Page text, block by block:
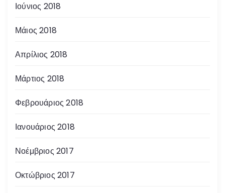
Ιούνιος 2018
Μάιος 2018
Απρίλιος 2018
Μάρτιος 2018
Φεβρουάριος 2018
Ιανουάριος 2018
Νοέμβριος 2017
Οκτώβριος 2017